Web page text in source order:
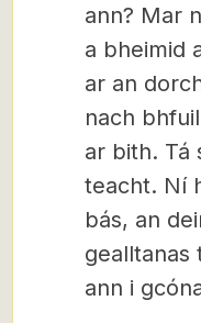
ann? Mar
a bheimid
ar an
nach
ar bith. Tá
teacht. Ní
bás, an
gealltanas
ann i